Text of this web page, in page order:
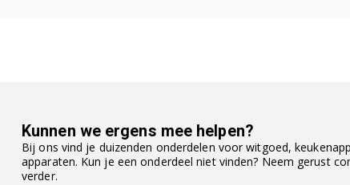
WMD66145 7155181100
WMD66145 7155181500
Kunnen we ergens mee helpen?
Bij ons vind je duizenden onderdelen voor witgoed,
apparaten. Kun je een onderdeel niet vinden? Neem gerust
verder.